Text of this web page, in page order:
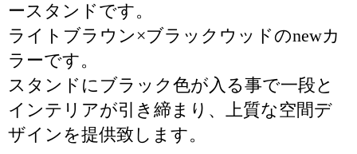
ースタンドです。
ライトブラウン×ブラックウッドのnewカ
ラーです。
スタンドにブラック色が入る事で一段と
インテリアが引き締まり、上質な空間デ
ザインを提供致します。